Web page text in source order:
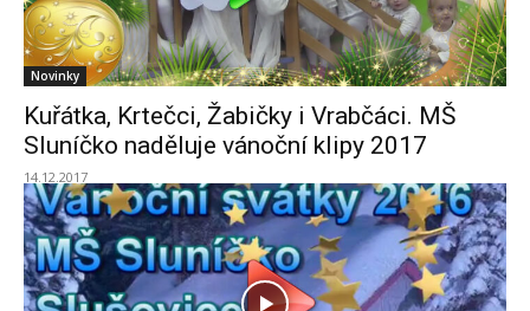
Novinky
Kuřátka, Krtečci, Žabičky i Vrabčáci. MŠ
Sluníčko naděluje vánoční klipy 2017
14.12.2017